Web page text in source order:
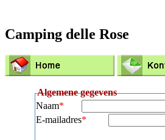
Camping delle Rose
Algemene gegevens
Naam*
E-mailadres*